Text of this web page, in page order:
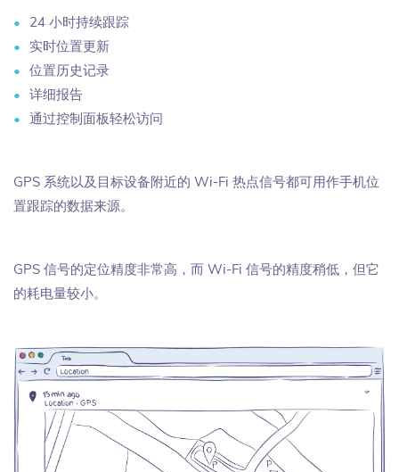
24 小时持续跟踪
实时位置更新
位置历史记录
详细报告
通过控制面板轻松访问
GPS 系统以及目标设备附近的 Wi-Fi 热点信号都可用作手机位
置跟踪的数据来源。
GPS 信号的定位精度非常高，而 Wi-Fi 信号的精度稍低，但它
的耗电量较小。